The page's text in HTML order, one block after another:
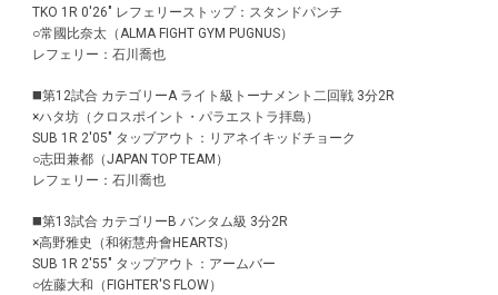
TKO 1R 0'26" レフェリーストップ：スタンドパンチ
○常國比奈太（ALMA FIGHT GYM PUGNUS）
レフェリー：石川喬也
◼️第12試合 カテゴリーA ライト級トーナメント二回戦 3分2R
×ハタ坊（クロスポイント・パラエストラ拝島）
SUB 1R 2'05" タップアウト：リアネイキッドチョーク
○志田兼都（JAPAN TOP TEAM）
レフェリー：石川喬也
◼️第13試合 カテゴリーB バンタム級 3分2R
×高野雅史（和術慧舟會HEARTS）
SUB 1R 2'55" タップアウト：アームバー
○佐藤大和（FIGHTER'S FLOW）